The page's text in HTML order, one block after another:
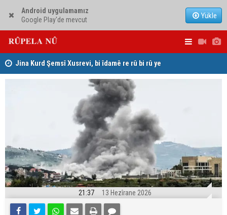
Android uygulamamız
Google Play'de mevcut
Yükle
Jina Kurd Şemsî Xusrevi, bi îdamê re rû bi rû ye
hewldana
21:37 13 Hezîrane 2026